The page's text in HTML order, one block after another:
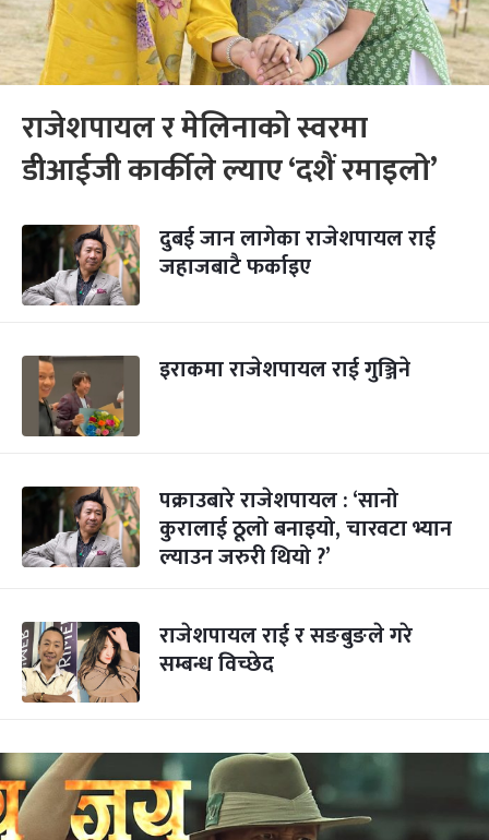
राजेशपायल र मेलिनाको स्वरमा
डीआईजी कार्कीले ल्याए ‘दशैं रमाइलो’
दुबई जान लागेका राजेशपायल राई
जहाजबाटै फर्काइए
इराकमा राजेशपायल राई गुञ्जिने
पक्राउबारे राजेशपायल : ‘सानो
कुरालाई ठूलो बनाइयो, चारवटा भ्यान
ल्याउन जरुरी थियो ?’
राजेशपायल राई र सङबुङले गरे
सम्बन्ध विच्छेद